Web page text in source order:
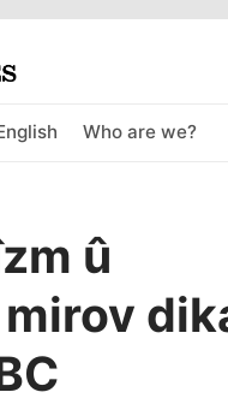
Who are we?
û